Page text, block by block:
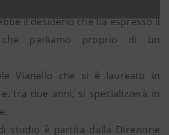
il desiderio che ha espresso il
che parliamo proprio di un
Vianello che si è laureato in
tra due anni, si specializzerà in
studio è partita dalla Direzione